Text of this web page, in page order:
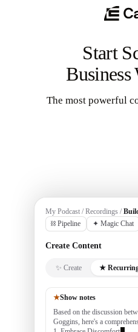
Start
The most powerful
My Podcast / Recordings /
⛓ Pipeline
✦ Magic Chat
Create Content
★
★
Goggins, here's a